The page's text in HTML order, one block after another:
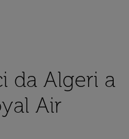
da Algeri a
Air